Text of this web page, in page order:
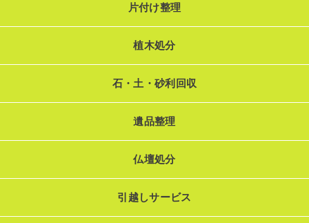
片付け整理
植木処分
石・土・砂利回収
遺品整理
仏壇処分
引越しサービス